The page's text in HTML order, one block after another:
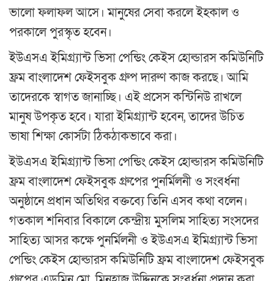
ভালো ফলাফল আসে। মানুষের সেবা করলে ইহকাল ও
পরকালে পুরস্কৃত হবেন।
ইউএসএ ইমিগ্র্যান্ট ভিসা পেন্ডিং কেইস হোল্ডারস কমিউনিটি
ফ্রম বাংলাদেশ ফেইসবুক গ্রুপ দারুণ কাজ করছে। আমি
তাদেরকে স্বাগত জানাচ্ছি। এই প্রসেস কন্টিনিউ রাখলে
মানুষ উপকৃত হবে। যারা ইমিগ্র্যান্ট হবেন, তাদের উচিত
ভাষা শিক্ষা কোর্সটা ঠিকঠাকভাবে করা।
ইউএসএ ইমিগ্র্যান্ট ভিসা পেন্ডিং কেইস হোল্ডারস কমিউনিটি
ফ্রম বাংলাদেশ ফেইসবুক গ্রুপের পুনর্মিলনী ও সংবর্ধনা
অনুষ্ঠানে প্রধান অতিথির বক্তব্যে তিনি এসব কথা বলেন।
গতকাল শনিবার বিকালে কেন্দ্রীয় মুসলিম সাহিত্য সংসদের
সাহিত্য আসর কক্ষে পুনর্মিলনী ও ইউএসএ ইমিগ্র্যান্ট ভিসা
পেন্ডিং কেইস হোল্ডারস কমিউনিটি ফ্রম বাংলাদেশ ফেইসবুক